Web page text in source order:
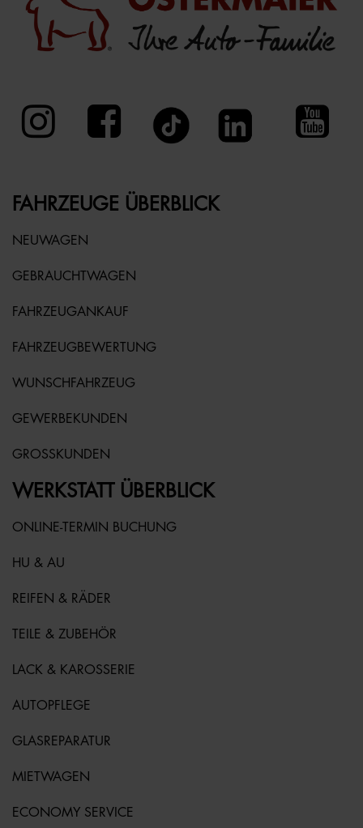
FAHRZEUGE ÜBERBLICK
NEUWAGEN
GEBRAUCHTWAGEN
FAHRZEUGANKAUF
FAHRZEUGBEWERTUNG
WUNSCHFAHRZEUG
GEWERBEKUNDEN
GROSSKUNDEN
WERKSTATT ÜBERBLICK
ONLINE-TERMIN BUCHUNG
HU & AU
REIFEN & RÄDER
TEILE & ZUBEHÖR
LACK & KAROSSERIE
AUTOPFLEGE
GLASREPARATUR
MIETWAGEN
ECONOMY SERVICE